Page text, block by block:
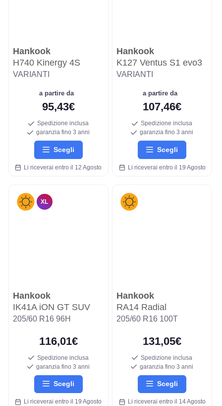
Hankook
H740 Kinergy 4S
VARIANTI
a partire da
95,43€
Spedizione inclusa
garanzia fino 3 anni
Scegli
Li riceverai entro il 12 Agosto
Hankook
K127 Ventus S1 evo3
VARIANTI
a partire da
107,46€
Spedizione inclusa
garanzia fino 3 anni
Scegli
Li riceverai entro il 19 Agosto
XL
Hankook
IK41A iON GT SUV
205/60 R16 96H
116,01€
Spedizione inclusa
garanzia fino 3 anni
Scegli
Li riceverai entro il 19 Agosto
Hankook
RA14 Radial
205/60 R16 100T
131,05€
Spedizione inclusa
garanzia fino 3 anni
Scegli
Li riceverai entro il 14 Agosto